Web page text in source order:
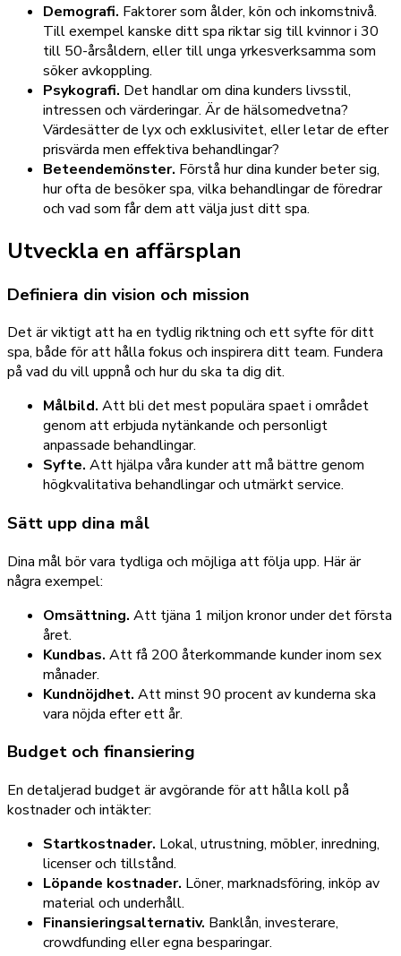
Demografi. Faktorer som ålder, kön och inkomstnivå.
Till exempel kanske ditt spa riktar sig till kvinnor i 30
till 50-årsåldern, eller till unga yrkesverksamma som
söker avkoppling.
Psykografi. Det handlar om dina kunders livsstil,
intressen och värderingar. Är de hälsomedvetna?
Värdesätter de lyx och exklusivitet, eller letar de efter
prisvärda men effektiva behandlingar?
Beteendemönster. Förstå hur dina kunder beter sig,
hur ofta de besöker spa, vilka behandlingar de föredrar
och vad som får dem att välja just ditt spa.
Utveckla en affärsplan
Definiera din vision och mission
Det är viktigt att ha en tydlig riktning och ett syfte för ditt
spa, både för att hålla fokus och inspirera ditt team. Fundera
på vad du vill uppnå och hur du ska ta dig dit.
Målbild. Att bli det mest populära spaet i området
genom att erbjuda nytänkande och personligt
anpassade behandlingar.
Syfte. Att hjälpa våra kunder att må bättre genom
högkvalitativa behandlingar och utmärkt service.
Sätt upp dina mål
Dina mål bör vara tydliga och möjliga att följa upp. Här är
några exempel:
Omsättning. Att tjäna 1 miljon kronor under det första
året.
Kundbas. Att få 200 återkommande kunder inom sex
månader.
Kundnöjdhet. Att minst 90 procent av kunderna ska
vara nöjda efter ett år.
Budget och finansiering
En detaljerad budget är avgörande för att hålla koll på
kostnader och intäkter:
Startkostnader. Lokal, utrustning, möbler, inredning,
licenser och tillstånd.
Löpande kostnader. Löner, marknadsföring, inköp av
material och underhåll.
Finansieringsalternativ. Banklån, investerare,
crowdfunding eller egna besparingar.